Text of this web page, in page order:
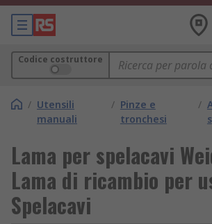
Codice costruttore
/ Utensili
manuali
/ Pinze e
tronchesi
/
Lama per spelacavi
Lama di ricambio per
Spelacavi